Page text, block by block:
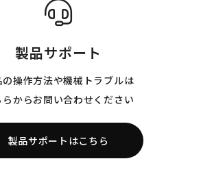
製品サポート
の操作方法や機械トラブルは
らからお問い合わせください
製品サポートはこちら